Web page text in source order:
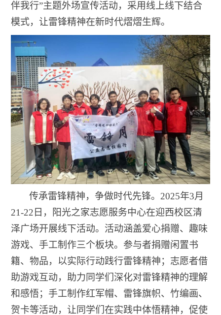
伴我行”主题外场宣传活动，采用线上线下结合
模式，让雷锋精神在新时代熠熠生辉。
传承雷锋精神，争做时代先锋。 2025年3月
21-22 日，阳光之家志愿服务中心在迎西校区清
泽广场开展线下活动。活动涵盖爱心捐赠、趣味
游戏、手工制作三个板块。参与者捐赠闲置书
籍、物品，以实际行动践行雷锋精神；志愿者借
助游戏互动，助力同学们深化对雷锋精神的理解
和感悟；手工制作红军帽、雷锋旗帜、竹编画、
贺卡等活动，让同学们在实践中体悟精神，促使